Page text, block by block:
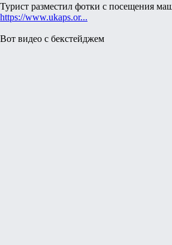
Турист разместил фотки с посещения
https://www.ukaps.or...
Вот видео с бекстейджем